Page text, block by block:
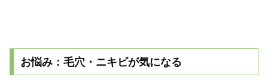
お悩み：毛穴・ニキビが気になる